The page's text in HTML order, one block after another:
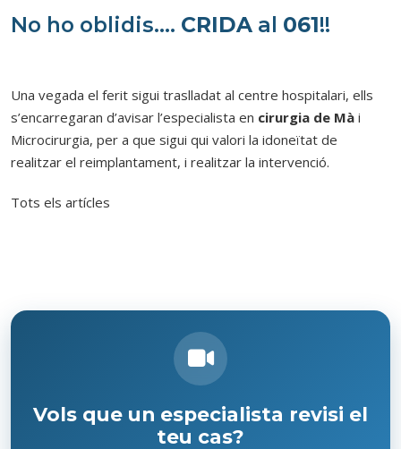
No ho oblidis…. CRIDA al 061!!
Una vegada el ferit sigui traslladat al centre hospitalari, ells
s’encarregaran d’avisar l’especialista en cirurgia de Mà i
Microcirurgia, per a que sigui qui valori la idoneïtat de
realitzar el reimplantament, i realitzar la intervenció.
Tots els artícles
Vols que un especialista revisi el
teu cas?